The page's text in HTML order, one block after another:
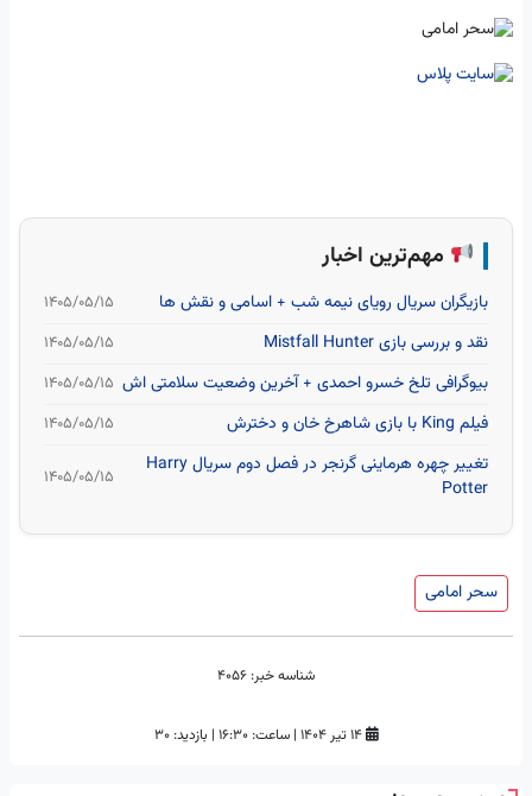
مهم‌ترین اخبار
بازیگران سریال رویای نیمه شب + اسامی و نقش ها ۱۴۰۵/۰۵/۱۵
نقد و بررسی بازی Mistfall Hunter ۱۴۰۵/۰۵/۱۵
بیوگرافی تلخ خسرو احمدی + آخرین وضعیت سلامتی اش ۱۴۰۵/۰۵/۱۵
فیلم King با بازی شاهرخ خان و دخترش ۱۴۰۵/۰۵/۱۵
تغییر چهره هرماینی گرنجر در فصل دوم سریال Harry
Potter
۱۴۰۵/۰۵/۱۵
سحر امامی
شناسه خبر:
۱۴ تیر ۱۴۰۴ | ساعت: ۱۶:۳۰ | بازدید: 30